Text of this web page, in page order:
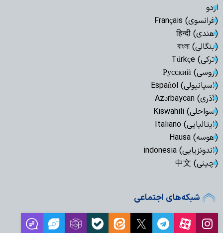
اردو
(فرانسوی) Français
(هندی) हिन्दी
(بنگالی) বাংলা
(ترکی) Türkçe
(روسی) Русский
(اسپانیولی) Español
(آذری) Azərbaycan
(سواحلی) Kiswahili
(ایتالیایی) Italiano
(هوسه) Hausa
(اندونزیایی) indonesia
(چینی) 中文
شبکه‌های اجتماعی